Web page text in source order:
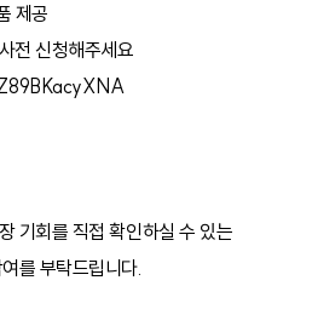
제공
전 신청해주세요
기회를 직접 확인하실 수 있는
를 부탁드립니다.